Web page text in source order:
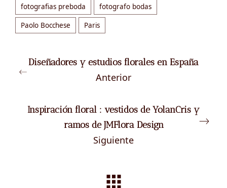
fotografias preboda fotografo bodas
Paolo Bocchese Paris
Diseñadores y estudios florales en España
Anterior
Inspiración floral : vestidos de YolanCris y
ramos de JMFlora Design
Siguiente